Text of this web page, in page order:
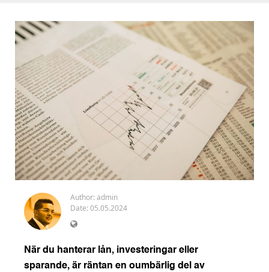
Author: admin
Date: 05.05.2024
När du hanterar lån, investeringar eller
sparande, är räntan en oumbärlig del av